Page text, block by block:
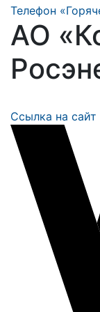
Телефон
АО
Ссылка на сайт